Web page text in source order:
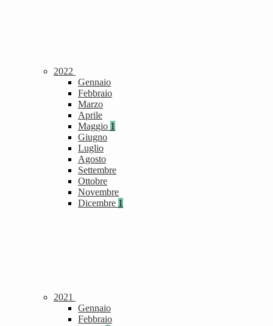
2022
Gennaio
Febbraio
Marzo
Aprile
Maggio 1
Giugno
Luglio
Agosto
Settembre
Ottobre
Novembre
Dicembre 1
2021
Gennaio
Febbraio